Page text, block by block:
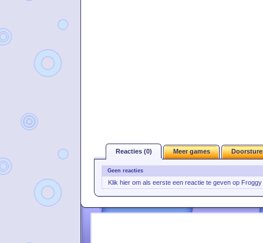
Reacties (0) Meer games
Geen reacties
Klik hier om als eerste een reactie te geven op Froggy